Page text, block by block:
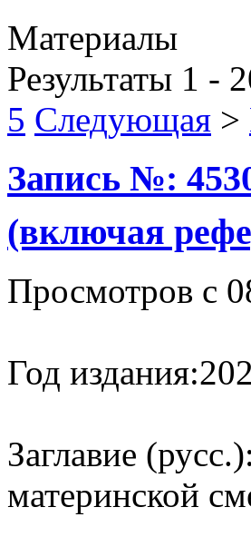
Материалы
Результаты 1 -
5 Следующая >
Запись №:
(включая
Просмотров с
Год издания:
Заглавие (русс.):
материнской